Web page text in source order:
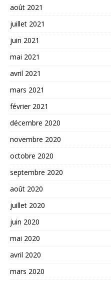
août 2021
juillet 2021
juin 2021
mai 2021
avril 2021
mars 2021
février 2021
décembre 2020
novembre 2020
octobre 2020
septembre 2020
août 2020
juillet 2020
juin 2020
mai 2020
avril 2020
mars 2020